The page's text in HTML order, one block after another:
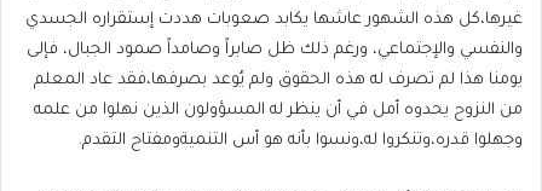
غيرها،كل هذه الشهور عاشها يكابد صعوبات هددت إستقراره الجسدي
والنفسي والإجتماعي، ورغم ذلك ظل صابراً وصامداً صمود الجبال، فإلى
يومنا هذا لم تصرف له هذه الحقوق ولم يُوعد بصرفها،فقد عاد المعلم
من النزوح يحدوه أمل في أن ينظر له المسؤولون الذين نهلوا من علمه
وجهلوا قدره،وتنكروا له،ونسوا بأنه هو أس التنميةومفتاح التقدم.